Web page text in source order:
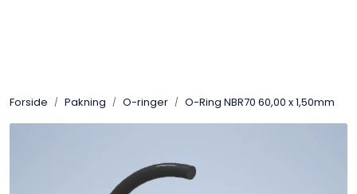
Forside Pakning O-ringer O-Ring NBR70 60,00 x 1,50mm
Pakning